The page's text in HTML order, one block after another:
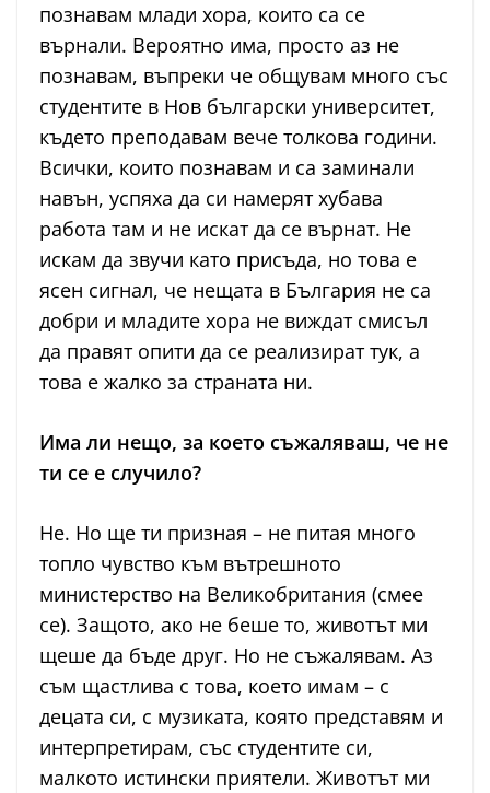
познавам млади хора, които са се
върнали. Вероятно има, просто аз не
познавам, въпреки че общувам много със
студентите в Нов български университет,
където преподавам вече толкова години.
Всички, които познавам и са заминали
навън, успяха да си намерят хубава
работа там и не искат да се върнат. Не
искам да звучи като присъда, но това е
ясен сигнал, че нещата в България не са
добри и младите хора не виждат смисъл
да правят опити да се реализират тук, а
това е жалко за страната ни.
Има ли нещо, за което съжаляваш, че не
ти се е случило?
Не. Но ще ти призная – не питая много
топло чувство към вътрешното
министерство на Великобритания (смее
се). Защото, ако не беше то, животът ми
щеше да бъде друг. Но не съжалявам. Аз
съм щастлива с това, което имам – с
децата си, с музиката, която представям и
интерпретирам, със студентите си,
малкото истински приятели. Животът ми